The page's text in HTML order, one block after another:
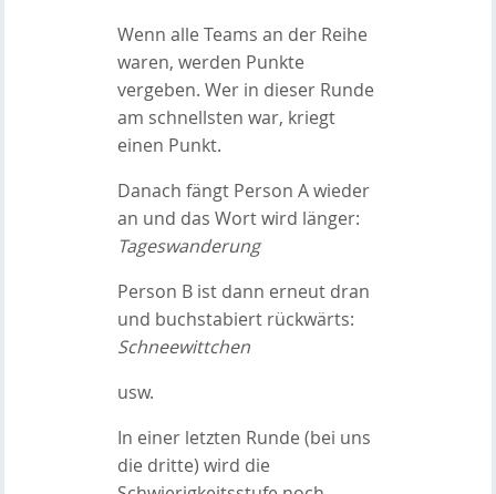
Wenn alle Teams an der Reihe
waren, werden Punkte
vergeben. Wer in dieser Runde
am schnellsten war, kriegt
einen Punkt.
Danach fängt Person A wieder
an und das Wort wird länger:
Tageswanderung
Person B ist dann erneut dran
und buchstabiert rückwärts:
Schneewittchen
usw.
In einer letzten Runde (bei uns
die dritte) wird die